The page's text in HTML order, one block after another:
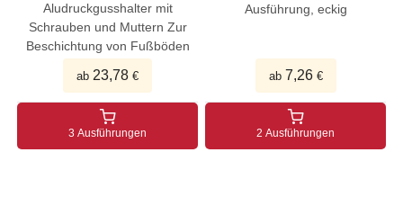
Aludruckgusshalter mit
Schrauben und Muttern Zur
Beschichtung von Fußböden
ab 23,78 €
3 Ausführungen
Ausführung, eckig
ab 7,26€
2 Ausführungen